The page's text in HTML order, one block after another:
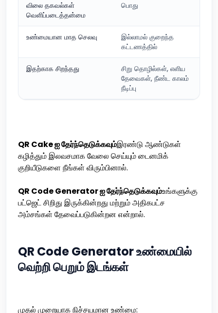
விலை தகவல்கள்
வெளிப்படைத்தன்மை
பொது
உண்மையான மாத செலவு
இல்லாமல் குறைந்த
கட்டணத்தில்
இதற்காக சிறந்தது
சிறு தொழில்கள், எளிய
தேவைகள், நீண்ட காலம்
நீடிப்பு
QR Cake ஐ தேர்ந்தெடுக்கவும்இரண்டு ஆண்டுகள்
கழித்தும் இலவசமாக வேலை செய்யும் டைனமிக்
குறியீடுகளை நீங்கள் விரும்பினால்.
QR Code Generator ஐ தேர்ந்தெடுக்கவும்உங்களுக்கு
பட்ஜெட் சிறிது இருக்கின்றது மற்றும் அதிகபட்ச
அம்சங்கள் தேவைப்படுகின்றன என்றால்.
QR Code Generator உண்மையில்
வெற்றி பெறும் இடங்கள்
முதல் முறையாக நிச்சயமான உண்மை: